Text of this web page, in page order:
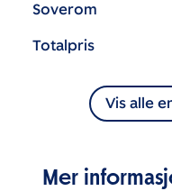
Soverom
Totalpris
Vis alle
Mer